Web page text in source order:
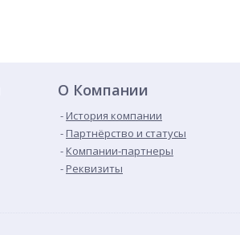
О Компании
История компании
Партнёрство и статусы
Компании-партнеры
Реквизиты